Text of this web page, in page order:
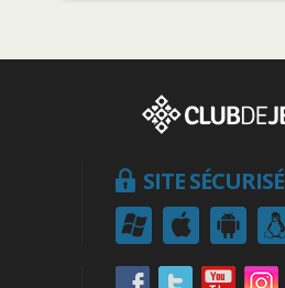
SITE SÉCURISÉ